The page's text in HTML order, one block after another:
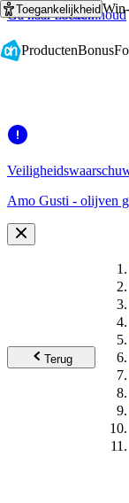
Ga naar hoofdinhoud
Ga naar zoeken
Toegankelijkheid
ProductenBonus
Amo Gusti - olijven
Terug